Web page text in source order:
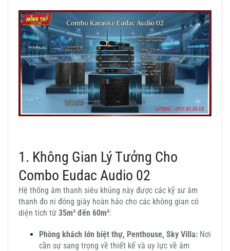
1. Không Gian Lý Tưởng Cho
Combo Eudac Audio 02
Hệ thống âm thanh siêu khủng này được các kỹ sư âm
thanh đo ni đóng giày hoàn hảo cho các không gian có
diện tích từ 35m² đến 60m²:
Phòng khách lớn biệt thự, Penthouse, Sky Villa: Nơi
cần sự sang trọng về thiết kế và uy lực về âm